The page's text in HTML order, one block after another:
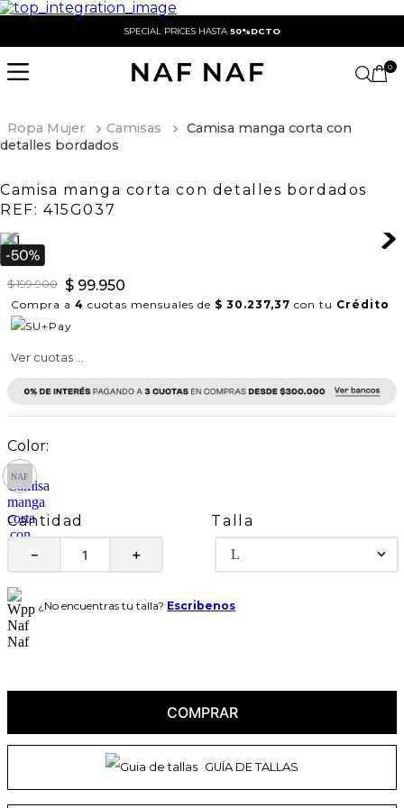
SPECIAL PRICES HASTA 50%DCTO
0
Ropa Mujer Camisas
Camisa manga corta con
detalles bordados
Camisa manga corta con detalles bordados
REF: 415G037
$ 199.900 $ 99.950
Compra a 4 cuotas mensuales de $ 30.237,37 con tu Crédito
Ver cuotas ...
Cantidad
＋
－
Talla
L
¿No encuentras tu talla? Escribenos
COMPRAR
GUÍA DE TALLAS